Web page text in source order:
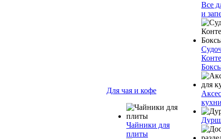
Для чая и кофе
Чайники для
плиты
Все
и